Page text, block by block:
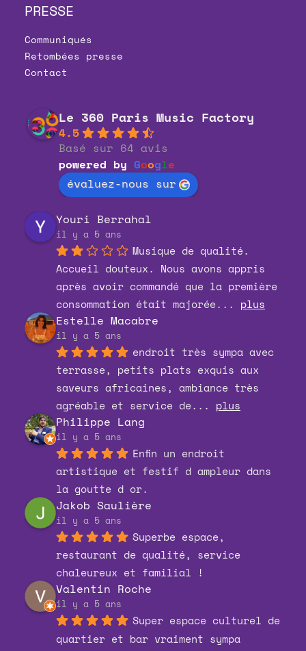
PRESSE
Communiqués
Retombées presse
Contact
Le 360 Paris Music Factory
4.5
Basé sur 64 avis
powered by Google
évaluez-nous sur
Youri Berrahal
il y a 5 ans
Musique de qualité.
Accueil douteux. Nous avons appris
après avoir commandé que la première
consommation était majorée... plus
Estelle Macabre
il y a 5 ans
endroit très sympa avec
terrasse, petits plats exquis aux
saveurs africaines, ambiance très
agréable et service de... plus
Philippe Lang
il y a 5 ans
Enfin un endroit
artistique et festif d ampleur dans
la goutte d or.
Jakob Saulière
il y a 5 ans
Superbe espace,
restaurant de qualité, service
chaleureux et familial !
Valentin Roche
il y a 5 ans
Super espace culturel de
quartier et bar vraiment sympa